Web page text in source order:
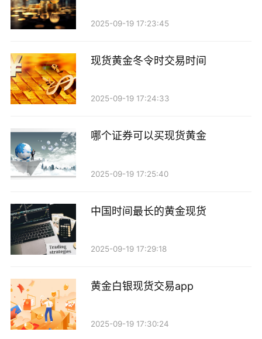
5. 用户友好的界面：操作简单易懂的界面能够让投
二、了解基本面和技术面分析
使用现货黄金分析软件时，投资者应该同时关注基
1. 基本面分析
基本面分析主要关注影响黄金价格的宏观经济因
风险等。分析这些因素可以帮助投资者判断市场趋势。
例如：
通胀水平等都会对黄金价格产生影响。
- 央行政策：各国央行的货币政策，尤其是美联储
的加息或降息决定，会直接影响黄金的投资吸引力。
2025-09-19 17:23:45
现货黄金冬令时交易时间
2025-09-19 17:24:33
哪个证券可以买现货黄金
2025-09-19 17:25:40
中国时间最长的黄金现货
2025-09-19 17:29:18
黄金白银现货交易app
2025-09-19 17:30:24